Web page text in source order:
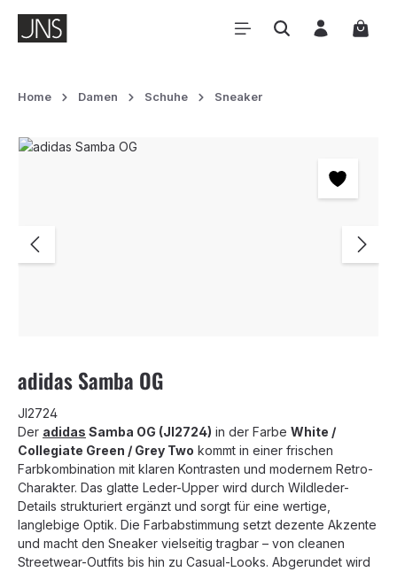
Zum Hauptinhalt springen
Home Damen Schuhe Sneaker
Bildergalerie überspringen
adidas Samba OG
JI2724
Der adidas Samba OG (JI2724) in der Farbe White /
Collegiate Green / Grey Two kommt in einer frischen
Farbkombination mit klaren Kontrasten und modernem Retro-
Charakter. Das glatte Leder-Upper wird durch Wildleder-
Details strukturiert ergänzt und sorgt für eine wertige,
langlebige Optik. Die Farbabstimmung setzt dezente Akzente
und macht den Sneaker vielseitig tragbar – von cleanen
Streetwear-Outfits bis hin zu Casual-Looks. Abgerundet wird